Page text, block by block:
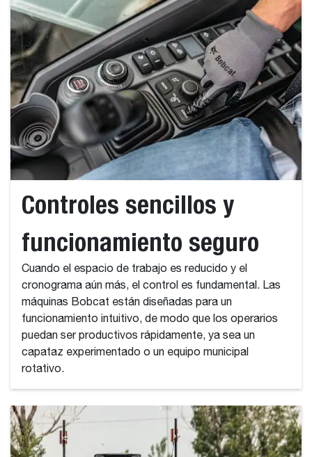
Controles sencillos y
funcionamiento seguro
Cuando el espacio de trabajo es reducido y el
cronograma aún más, el control es fundamental. Las
máquinas Bobcat están diseñadas para un
funcionamiento intuitivo, de modo que los operarios
puedan ser productivos rápidamente, ya sea un
capataz experimentado o un equipo municipal
rotativo.